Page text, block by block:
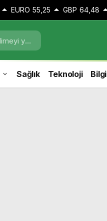
EURO 55,25 GBP 64,48
Sağlık Teknoloji Bilgi